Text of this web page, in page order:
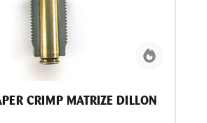
CRIMP MATRIZE DILLON